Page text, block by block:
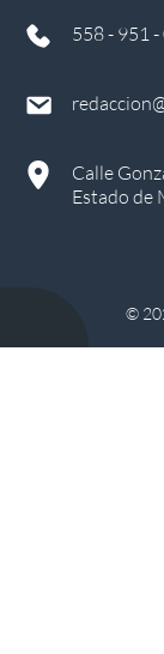
558 - 951
Calle
Estado de
©